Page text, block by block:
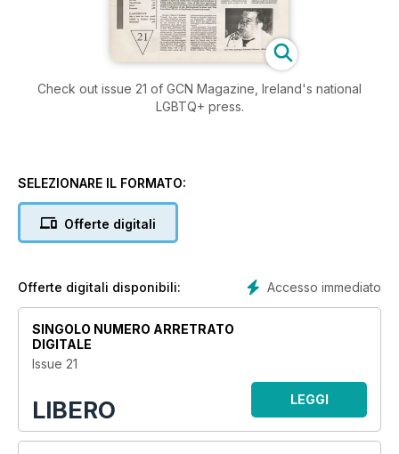
Check out issue 21 of GCN Magazine, Ireland's national
LGBTQ+ press.
SELEZIONARE IL FORMATO:
Offerte digitali
Accesso immediato
Offerte digitali disponibili:
SINGOLO NUMERO ARRETRATO
DIGITALE
Issue 21
LIBERO LEGGI